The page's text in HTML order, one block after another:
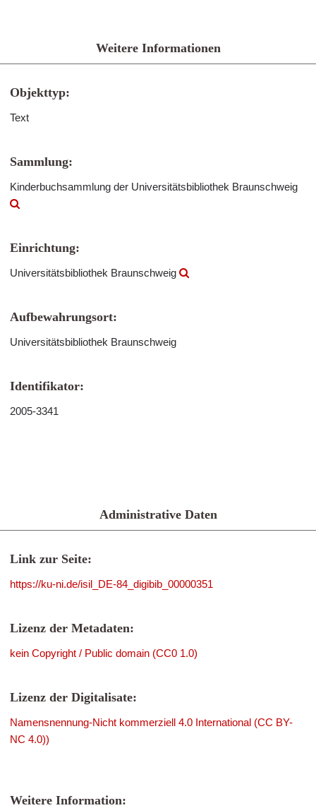
Weitere Informationen
Objekttyp:
Text
Sammlung:
Kinderbuchsammlung der Universitätsbibliothek Braunschweig
Einrichtung:
Universitätsbibliothek Braunschweig
Aufbewahrungsort:
Universitätsbibliothek Braunschweig
Identifikator:
2005-3341
Administrative Daten
Link zur Seite:
https://ku-ni.de/isil_DE-84_digibib_00000351
Lizenz der Metadaten:
kein Copyright / Public domain (CC0 1.0)
Lizenz der Digitalisate:
Namensnennung-Nicht kommerziell 4.0 International (CC BY-
NC 4.0))
Weitere Information: